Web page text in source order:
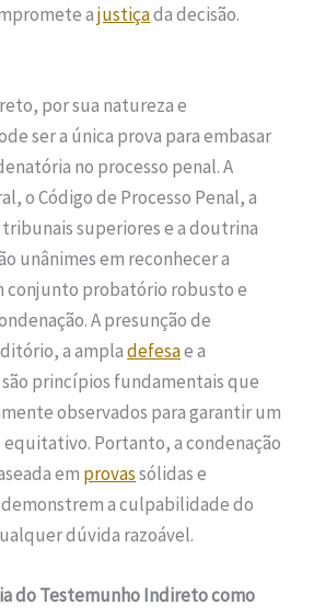
ajustiçada decisão.
por sua natureza e
ser a única prova para embasar
no processo penal. A
o Código de Processo Penal, a
superiores e a doutrina
unânimes em reconhecer a
conjunto probatório robusto e
A presunção de
a ampladefesae a
princípios fundamentais que
observados para garantir um
Portanto, a condenação
em provassólidas e
a culpabilidade do
dúvida razoável.
do Testemunho Indireto como